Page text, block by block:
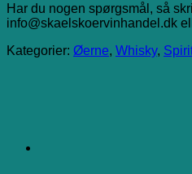
Har du nogen spørgsmål, så
info@skaelskoervinhandel.dk
Kategorier: Øerne, Whisky,